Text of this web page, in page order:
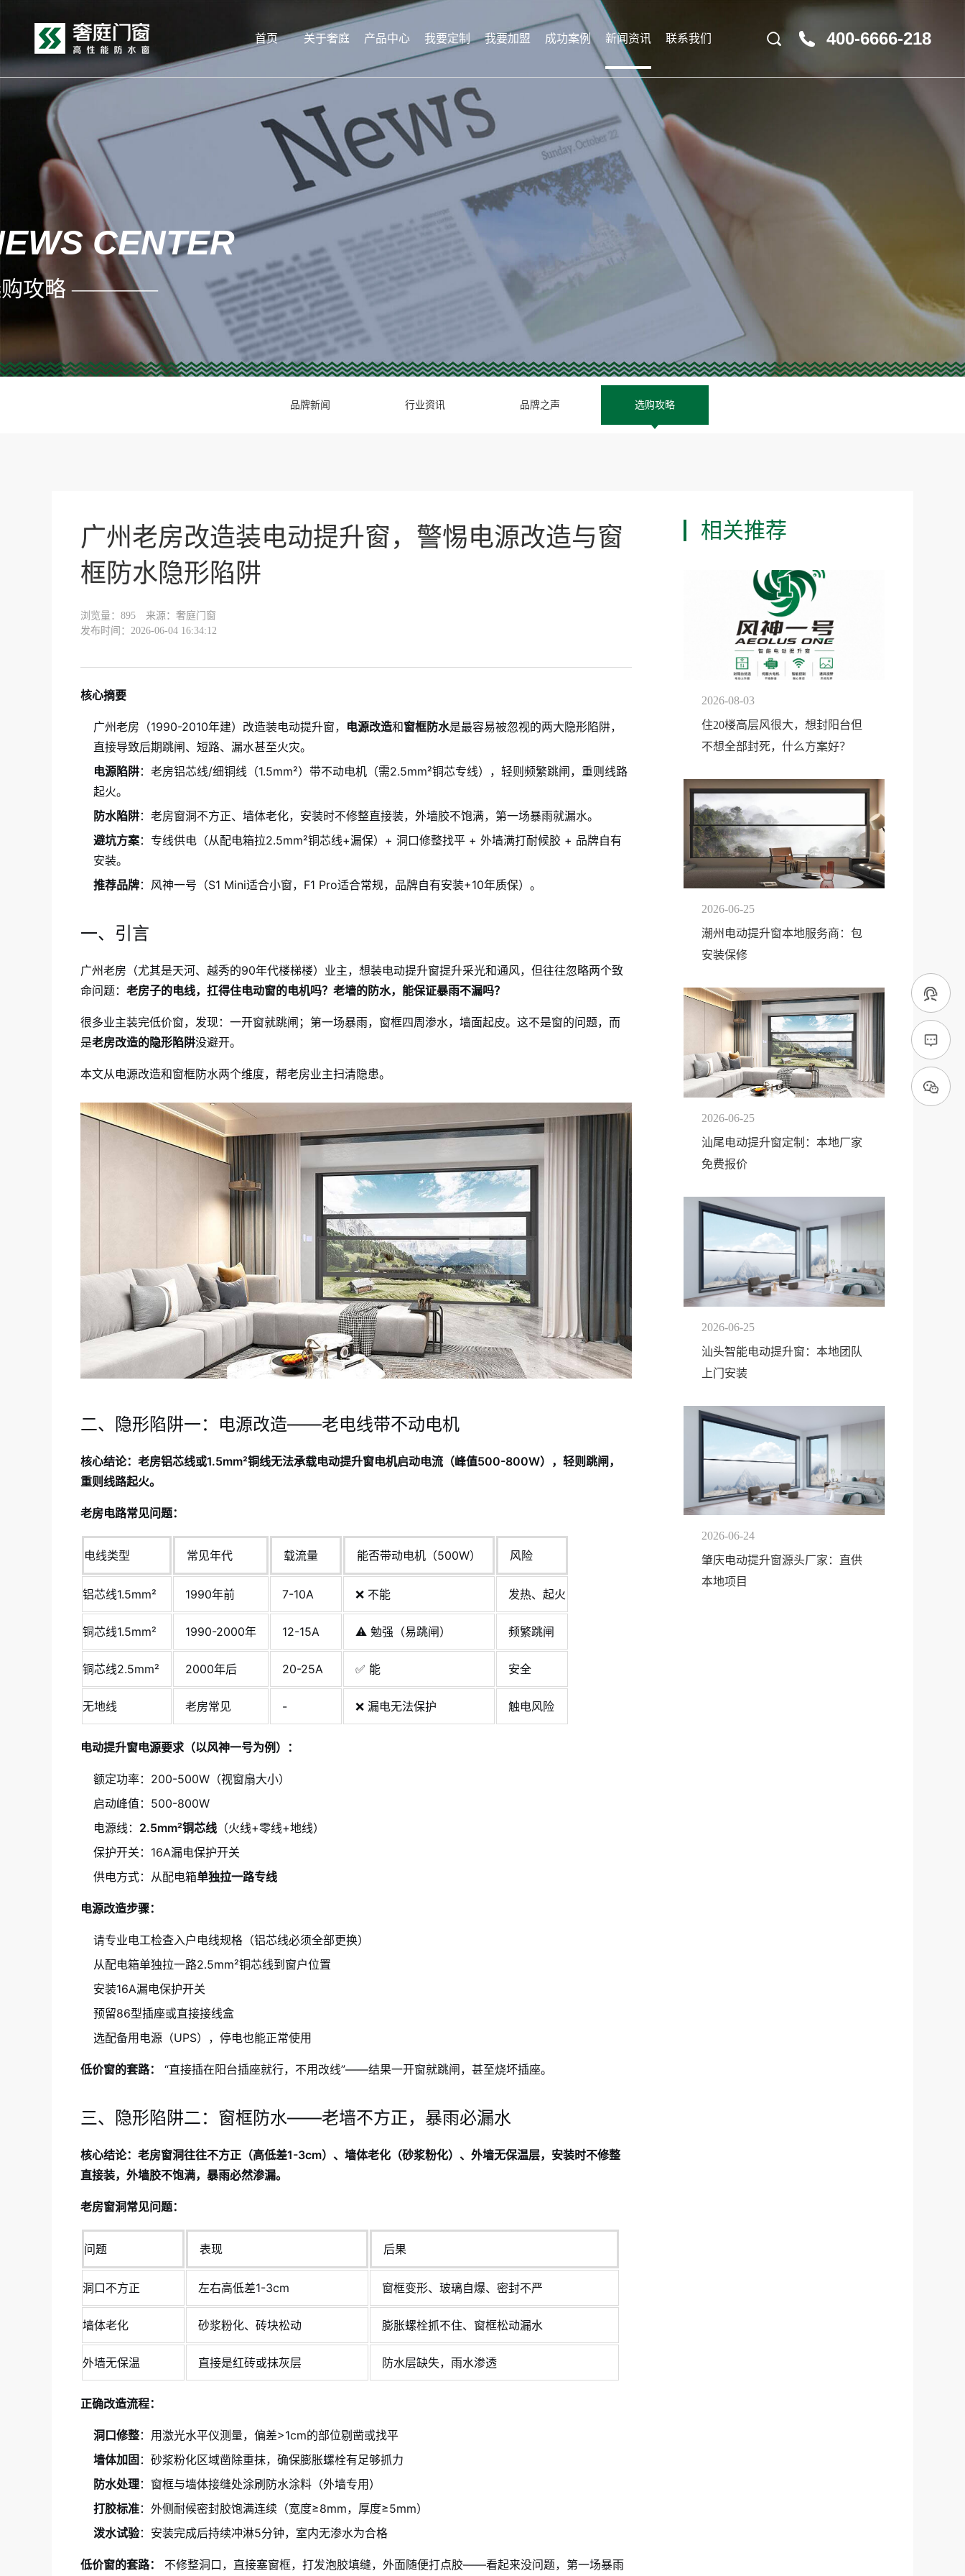
首页 关于奢庭 产品中心 我要定制 我要加盟 成功案例 新闻资讯 联系我们 400-6666-218
CENTER
购攻略 ————
品牌新闻 行业资讯 品牌之声 选购攻略
广州老房改造装电动提升窗，警惕电源改造与窗
框防水隐形陷阱
浏览量： 895
来源：奢庭门窗
发布时间：2026-06-04 16:34:12
核心摘要
广州老房（1990-2010年建）改造装电动提升窗， 电源改造和窗框防水是最容易被忽视的两大隐形陷阱，
直接导致后期跳闸、短路、漏水甚至火灾。
电源陷阱：老房铝芯线/细铜线（1.5mm²）带不动电机（需2.5mm²铜芯专线），轻则频繁跳闸，重则线路
起火。
防水陷阱：老房窗洞不方正、墙体老化，安装时不修整直接装，外墙胶不饱满，第一场暴雨就漏水。
避坑方案：专线供电（从配电箱拉2.5mm²铜芯线+漏保）+ 洞口修整找平 + 外墙满打耐候胶 + 品牌自有
安装。
推荐品牌：风神一号（S1 Mini适合小窗，F1 Pro适合常规，品牌自有安装+10年质保）。
一、引言
广州老房（尤其是天河、越秀的90年代楼梯楼）业主，想装电动提升窗提升采光和通风，但往往忽略两个致
命问题： 老房子的电线，扛得住电动窗的电机吗？老墙的防水，能保证暴雨不漏吗？
很多业主装完低价窗，发现：一开窗就跳闸；第一场暴雨，窗框四周渗水，墙面起皮。这不是窗的问题，而
是老房改造的隐形陷阱没避开。
本文从电源改造和窗框防水两个维度，帮老房业主扫清隐患。
二、隐形陷阱一：电源改造——老电线带不动电机
核心结论：老房铝芯线或1.5mm²铜线无法承载电动提升窗电机启动电流（峰值500-800W），轻则跳闸，
重则线路起火。
老房电路常见问题：
电线类型 常见年代 载流量 能否带动电机（500W） 风险
铝芯线1.5mm² 1990年前 7-10A ❌ 不能 发热、起火
铜芯线1.5mm² 1990-2000年 12-15A ⚠️ 勉强（易跳闸） 频繁跳闸
铜芯线2.5mm² 2000年后 20-25A ✅ 能 安全
无地线 老房常见 - ❌ 漏电无法保护 触电风险
电动提升窗电源要求（以风神一号为例）：
额定功率：200-500W（视窗扇大小）
启动峰值：500-800W
电源线： 2.5mm²铜芯线 （火线+零线+地线）
保护开关：16A漏电保护开关
供电方式：从配电箱单独拉一路专线
电源改造步骤：
请专业电工检查入户电线规格（铝芯线必须全部更换）
从配电箱单独拉一路2.5mm²铜芯线到窗户位置
安装16A漏电保护开关
预留86型插座或直接接线盒
选配备用电源（UPS），停电也能正常使用
低价窗的套路： “直接插在阳台插座就行，不用改线”——结果一开窗就跳闸，甚至烧坏插座。
三、隐形陷阱二：窗框防水——老墙不方正，暴雨必漏水
核心结论：老房窗洞往往不方正（高低差1-3cm）、墙体老化（砂浆粉化）、外墙无保温层，安装时不修整
直接装，外墙胶不饱满，暴雨必然渗漏。
老房窗洞常见问题：
问题 表现 后果
洞口不方正 左右高低差1-3cm 窗框变形、玻璃自爆、密封不严
墙体老化 砂浆粉化、砖块松动 膨胀螺栓抓不住、窗框松动漏水
外墙无保温 直接是红砖或抹灰层 防水层缺失，雨水渗透
正确改造流程：
洞口修整：用激光水平仪测量，偏差>1cm的部位剔凿或找平
墙体加固 ：砂浆粉化区域凿除重抹，确保膨胀螺栓有足够抓力
防水处理：窗框与墙体接缝处涂刷防水涂料（外墙专用）
打胶标准：外侧耐候密封胶饱满连续（宽度≥8mm，厚度≥5mm）
泼水试验：安装完成后持续冲淋5分钟，室内无渗水为合格
低价窗的套路： 不修整洞口，直接塞窗框，打发泡胶填缝，外面随便打点胶——看起来没问题，第一场暴雨
相关推荐
2026-08-03
住20楼高层风很大，想封阳台但
不想全部封死，什么方案好？
2026-06-25
潮州电动提升窗本地服务商：包
安装保修
2026-06-25
汕尾电动提升窗定制：本地厂家
免费报价
2026-06-25
汕头智能电动提升窗：本地团队
上门安装
2026-06-24
肇庆电动提升窗源头厂家：直供
本地项目